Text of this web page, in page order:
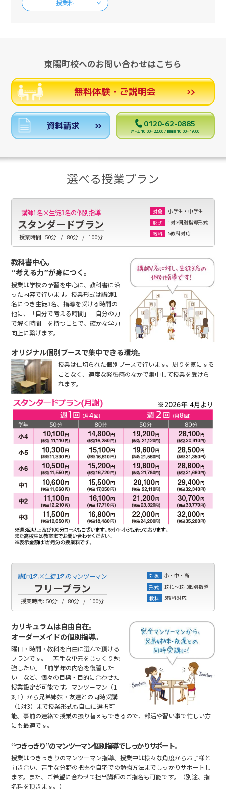
授業料
東陽町校へのお問い合わせはこちら
無料体験・ご説明会
資料請求 0120-62-0885
月～土 10:00～22:00 / 日曜日 10:00～19:00
選べる授業プラン
講師1名×生徒3名の個別指導
スタンダードプラン
授業時間: 50分 80分 100分
対象
小学生・中学生
形式
1対3個別指導形式
教科
5教科対応
教科書中心。
”考える力”が身につく。
授業は学校の予習を中心に、教科書に沿
った内容で行います。授業形式は講師1
名につき生徒3名。指導を受ける時間の
他に、「自分で考える時間」「自分の力
で解く時間」を持つことで、確かな学力
向上に繋げます。
オリジナル個別ブースで集中できる環境。
授業は仕切られた個別ブースで行います。周りを気にする
ことなく、適度な緊張感のなかで集中して授業を受けら
れます。
講師1名×生徒1名のマンツーマン
フリープラン
授業時間: 50分 80分 100分
対象
小・中・高
形式
1対1～1対3個別指導
教科
5教科対応
カリキュラムは自由自在。
オーダーメイドの個別指導。
曜日・時間・教科を自由に選んで頂ける
プランです。「苦手な単元をじっくり勉
強したい」「前学年の内容を復習した
い」など、個々の目標・目的に合わせた
授業設定が可能です。マンツーマン（1
対1）から兄弟姉妹・友達との同時受講
（1対3）まで授業形式も自由に選択可
能。事前の連絡で授業の振り替えもできるので、部活や習い事で忙しい方
にも最適です。
“つきっきり”のマンツーマン個別指導でしっかりサポート。
授業はつきっきりのマンツーマン指導。授業中は様々な角度からお子様と
向き合い、苦手な分野の把握や自宅での勉強方法までしっかりサポートし
ます。また、ご希望に合わせて担当講師のご指名も可能です。（別途、指
名料を頂きます。）